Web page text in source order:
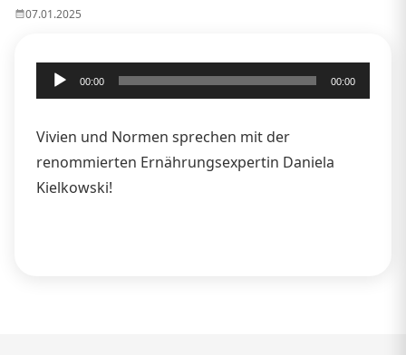
07.01.2025
Audio-
Player
00:00 00:00
Vivien und Normen sprechen mit der
renommierten Ernährungsexpertin Daniela
Kielkowski!